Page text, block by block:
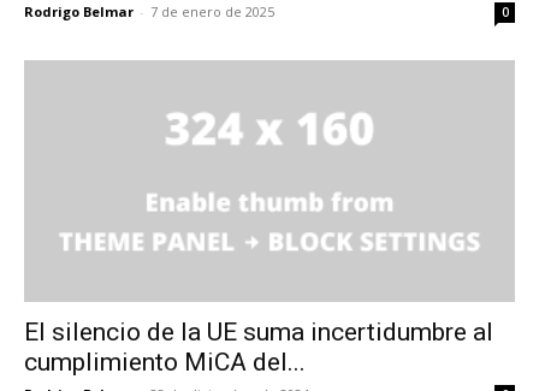
Rodrigo Belmar - 7 de enero de 2025 0
El silencio de la UE suma incertidumbre al
cumplimiento MiCA del...